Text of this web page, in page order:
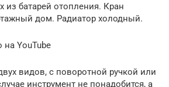
из батарей отопления. Кран
дом. Радиатор холодный.
на YouTube
видов, с поворотной ручкой или
инструмент не понадобится, а